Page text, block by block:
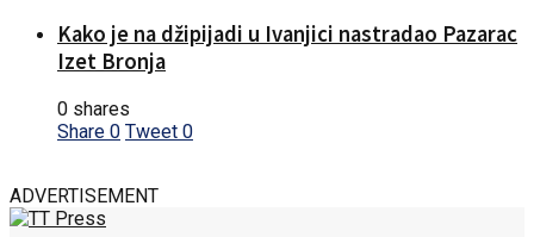
Kako je na džipijadi u Ivanjici nastradao Pazarac
Izet Bronja
0 shares
Share 0 Tweet 0
ADVERTISEMENT